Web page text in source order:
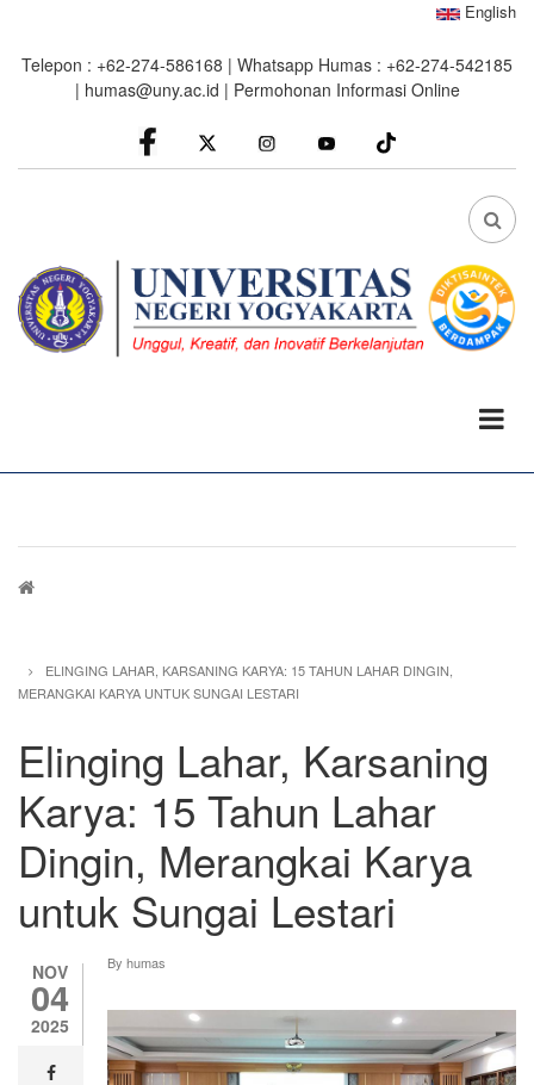
main
English
Telepon : +62-274-586168 | Whatsapp Humas : +62-274-542185
| humas@uny.ac.id | Permohonan Informasi Online
facebook
Instagram youtube
FA
Breadcrumb
ELINGING LAHAR, KARSANING KARYA: 15 TAHUN LAHAR DINGIN,
MERANGKAI KARYA UNTUK SUNGAI LESTARI
Elinging Lahar, Karsaning
Karya: 15 Tahun Lahar
Dingin, Merangkai Karya
untuk Sungai Lestari
NOV
04
2025
0%
read
facebook
By humas